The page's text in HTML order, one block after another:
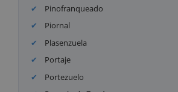
Pinofranqueado
Piornal
Plasenzuela
Portaje
Portezuelo